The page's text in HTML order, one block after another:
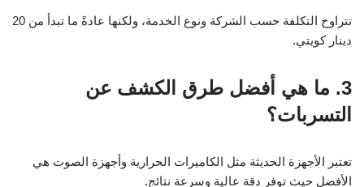
تتراوح التكلفة حسب الشركة ونوع الخدمة، ولكنها عادةً ما تبدأ من 20
دينار كويتي.
3. ما هي أفضل طرق الكشف عن
التسربات؟
تعتبر الأجهزة الحديثة مثل الكاميرات الحرارية وأجهزة الصوت هي
الأفضل حيث توفر دقة عالية وسرعة نتائج.